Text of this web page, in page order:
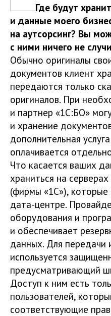
Где будут
и данные моего
на аутсорсинг? Вы
с ними ничего не
Обычно оригиналы
документов клиент
передаются только
оригиналов. При
и партнер «1С:БО»
и хранение
дополнительная
оплачивается
Что касается ваших
храниться на
(фирмы «1С»),
дата-центре.
оборудования и
и обеспечивает
данных. Для передачи
используется
предусматривающий
Доступ к ним есть
пользователей,
соответствующие